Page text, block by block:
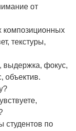
от
композиционных
текстуры,
выдержка, фокус,
объектив.
студентов по